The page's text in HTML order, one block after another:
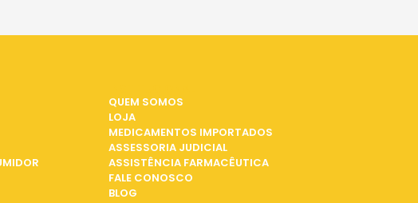
QUEM SOMOS
LOJA
MEDICAMENTOS IMPORTADOS
ASSESSORIA JUDICIAL
ASSISTÊNCIA FARMACÊUTICA
FALE CONOSCO
BLOG